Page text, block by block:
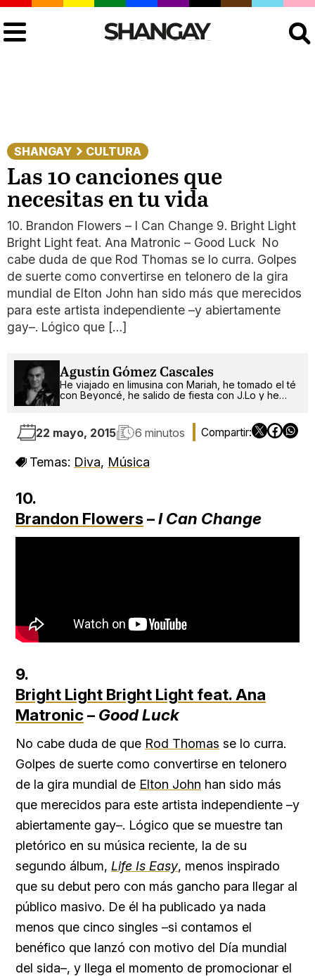
SHANGAY CULTURA
Las 10 canciones que
necesitas en tu vida
10. Brandon Flowers – I Can Change 9. Bright Light
Bright Light feat. Ana Matronic – Good Luck No
cabe duda de que Rod Thomas se lo curra. Golpes
de suerte como convertirse en telonero de la gira
mundial de Elton John han sido más que merecidos
para este artista independiente –y abiertamente
gay–. Lógico que […]
Agustín Gómez Cascales
He viajado en limusina con Mariah, he tomado el té
con Beyoncé, he salido de fiesta con J.Lo y he
22 mayo, 2015 6 minutos
Temas: Diva, Música
10.
Brandon Flowers–I Can Change
9.
Bright Light Bright Light feat. Ana
Matronic– Good Luck
No cabe duda de que Rod Thomas se lo curra.
Golpes de suerte como convertirse en telonero
de la gira mundial de Elton John han sido más
que merecidos para este artista independiente –y
abiertamente gay–. Lógico que se muestre tan
pletórico en su música reciente, la de su
segundo álbum, Life Is Easy, menos inspirado
que su debut pero con más gancho para llegar al
público masivo. De él ha publicado ya nada
menos que cinco singles –si contamos el
benéfico que lanzó con motivo del Día mundial
del sida–, y llega el momento de promocionar el